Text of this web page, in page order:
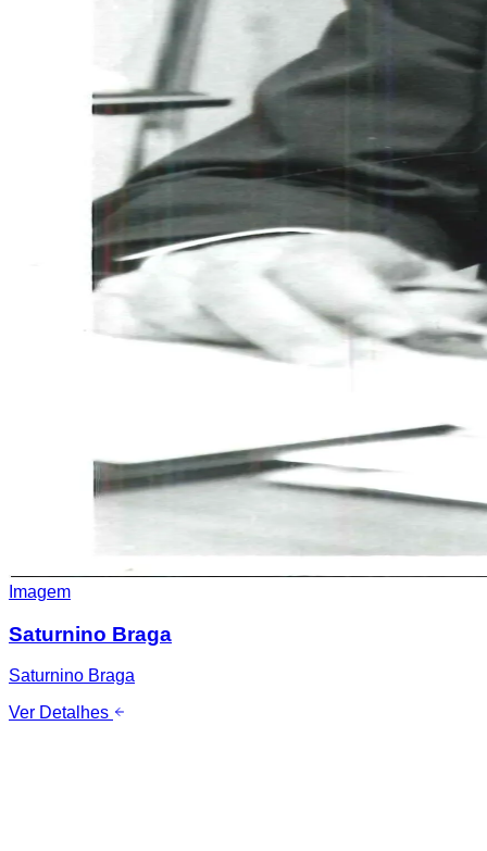
Imagem
Saturnino Braga
Saturnino Braga
Ver Detalhes